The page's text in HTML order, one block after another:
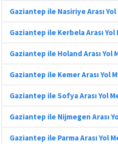
Gaziantep ile Nasiriye Arası
Gaziantep ile Kerbela Arası
Gaziantep ile Holand Arası
Gaziantep ile Kemer Arası Yol
Gaziantep ile Sofya Arası Yol
Gaziantep ile Nijmegen Arası
Gaziantep ile Parma Arası Yol